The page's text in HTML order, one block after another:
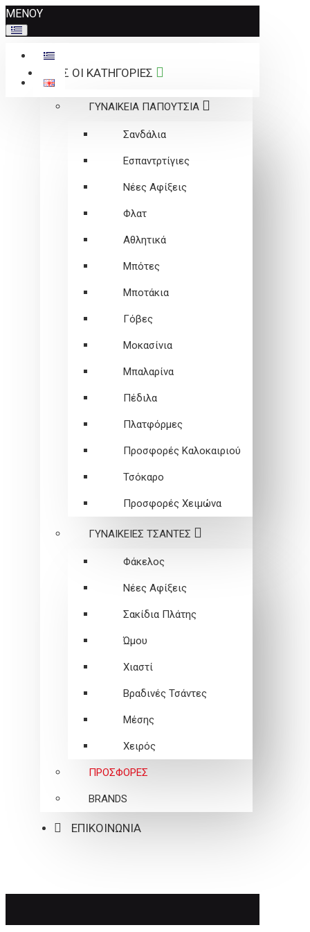
Σημείωση:
Αυτός
ο
ιστότοπος
περιλαμβάνει
ΜΕΝΟΥ
ΟΛΕΣ ΟΙ ΚΑΤΗΓΟΡΙΕΣ
ΓΥΝΑΙΚΕΙΑ ΠΑΠΟΥΤΣΙΑ
Σανδάλια
Εσπαντρτίγιες
Νέες Αφίξεις
Φλατ
Αθλητικά
Μπότες
Μποτάκια
Γόβες
Μοκασίνια
Μπαλαρίνα
Πέδιλα
Πλατφόρμες
Προσφορές Καλοκαιριού
Τσόκαρο
Προσφορές Χειμώνα
ΓΥΝΑΙΚΕΙEΣ ΤΣΑΝΤΕΣ
Φάκελος
Νέες Αφίξεις
Σακίδια Πλάτης
Ώμου
Χιαστί
Βραδινές Τσάντες
Μέσης
Χειρός
ΠΡΟΣΦΟΡΕΣ
BRANDS
ΕΠΙΚΟΙΝΩΝΙΑ